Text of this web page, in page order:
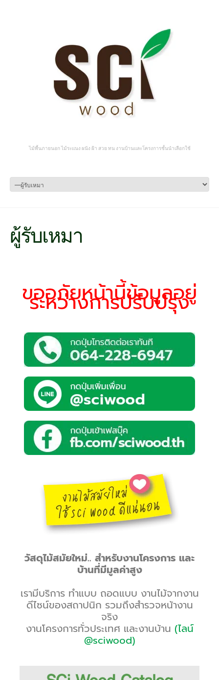
ไม้พื้นภายนอก ไม้ระแนง ผนัง ฝ้า สวย ทน งานบ้านและโครงการชั้นนำเลือกใช้
ผู้รับเหมา
ขออภัยหน้านี้ข้อมูลอยู่
ระหว่างการปรับปรุง
วัสดุไม้สมัยใหม่.. สำหรับงานโครงการ และ
บ้านที่มีมูลค่าสูง
เรามีบริการ ทำแบบ ถอดแบบ งานไม้จากงาน
ดีไซน์ของสถาปนิก รวมถึงสำรวจหน้างาน
จริง
งานโครงการทั่วประเทศ และงานบ้าน (ไลน์
@sciwood)